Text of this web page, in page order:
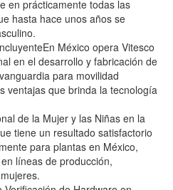
en prácticamente todas las
hasta hace unos años se
México opera Vitesco
en el desarrollo y fabricación de
para movilidad
ventajas que brinda la tecnología
de la Mujer y las Niñas en la
tiene un resultado satisfactorio
para plantas en México,
líneas de producción,